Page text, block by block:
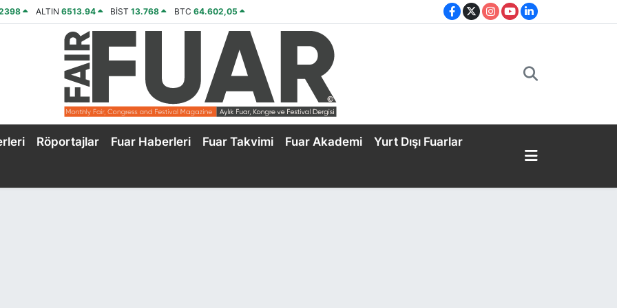
ALTIN 6513.94 BİST13.768 BTC 64.602,05
Röportajlar Fuar Haberleri Fuar Takvimi Fuar Akademi Yurt Dışı Fuarlar